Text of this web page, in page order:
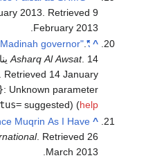
. 9 February 2013. Retrieved
February
.
Asharq Al Awsat
the
2013. Retrieved
news}}:Unknown
(|url-status= suggested) (
2013)."Prince Muqrin As I Have
Hayat International. Retrieved
.